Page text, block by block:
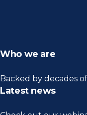
Who we are
Backed by decades
Latest news